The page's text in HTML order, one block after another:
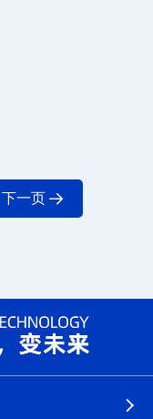
下一页